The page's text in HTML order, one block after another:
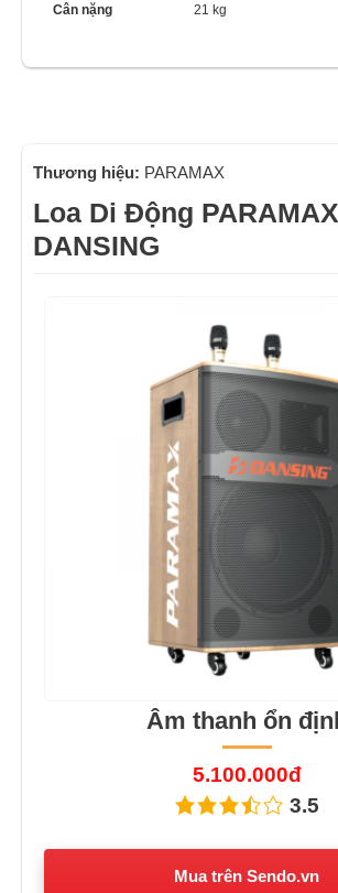
Cân nặng 21 kg
Thương hiệu: PARAMAX
Loa Di Động PARAMAX
DANSING
Âm thanh ổn
5.100.000đ
3.5
Mua trên Sendo.vn